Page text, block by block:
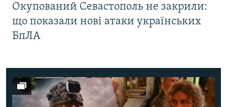
Окупований Севастополь не закрили:
що показали нові атаки українських
БпЛА